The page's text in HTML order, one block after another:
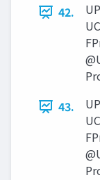
42.
43.